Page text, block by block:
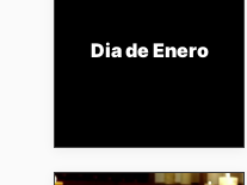
Dia de Enero